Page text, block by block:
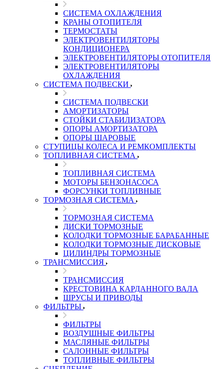
СИСТЕМА ОХЛАЖДЕНИЯ
КРАНЫ ОТОПИТЕЛЯ
ТЕРМОСТАТЫ
ЭЛЕКТРОВЕНТИЛЯТОРЫ
КОНДИЦИОНЕРА
ЭЛЕКТРОВЕНТИЛЯТОРЫ ОТОПИТЕЛЯ
ЭЛЕКТРОВЕНТИЛЯТОРЫ
ОХЛАЖДЕНИЯ
СИСТЕМА ПОДВЕСКИ
СИСТЕМА ПОДВЕСКИ
АМОРТИЗАТОРЫ
СТОЙКИ СТАБИЛИЗАТОРА
ОПОРЫ АМОРТИЗАТОРА
ОПОРЫ ШАРОВЫЕ
СТУПИЦЫ КОЛЕСА И РЕМКОМПЛЕКТЫ
ТОПЛИВНАЯ СИСТЕМА
ТОПЛИВНАЯ СИСТЕМА
МОТОРЫ БЕНЗОНАСОСА
ФОРСУНКИ ТОПЛИВНЫЕ
ТОРМОЗНАЯ СИСТЕМА
ТОРМОЗНАЯ СИСТЕМА
ДИСКИ ТОРМОЗНЫЕ
КОЛОДКИ ТОРМОЗНЫЕ БАРАБАННЫЕ
КОЛОДКИ ТОРМОЗНЫЕ ДИСКОВЫЕ
ЦИЛИНДРЫ ТОРМОЗНЫЕ
ТРАНСМИССИЯ
ТРАНСМИССИЯ
КРЕСТОВИНА КАРДАННОГО ВАЛА
ШРУСЫ И ПРИВОДЫ
ФИЛЬТРЫ
ФИЛЬТРЫ
ВОЗДУШНЫЕ ФИЛЬТРЫ
МАСЛЯНЫЕ ФИЛЬТРЫ
САЛОННЫЕ ФИЛЬТРЫ
ТОПЛИВНЫЕ ФИЛЬТРЫ